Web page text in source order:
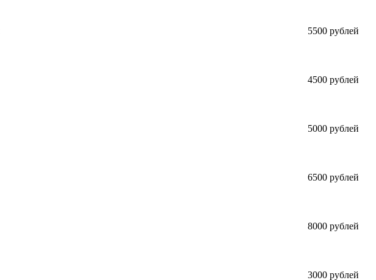
5500 рублей
4500 рублей
5000 рублей
6500 рублей
8000 рублей
3000 рублей